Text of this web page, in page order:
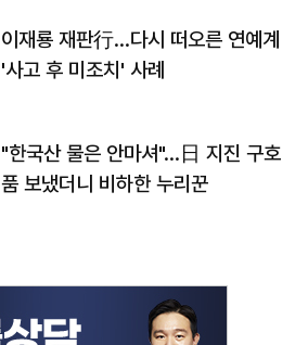
이재룡 재판行…다시 떠오른 연예계
'사고 후 미조치' 사례
"한국산 물은 안마셔"…日 지진 구호
품 보냈더니 비하한 누리꾼